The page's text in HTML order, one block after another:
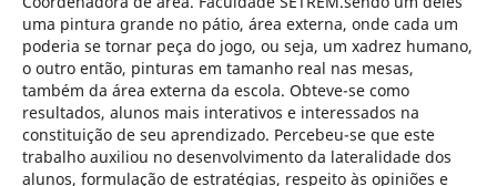
uma pintura grande no pátio, área externa, onde cada um
poderia se tornar peça do jogo, ou seja, um xadrez humano,
o outro então, pinturas em tamanho real nas mesas,
também da área externa da escola. Obteve-se como
resultados, alunos mais interativos e interessados na
constituição de seu aprendizado. Percebeu-se que este
trabalho auxiliou no desenvolvimento da lateralidade dos
alunos, formulação de estratégias, respeito às opiniões e